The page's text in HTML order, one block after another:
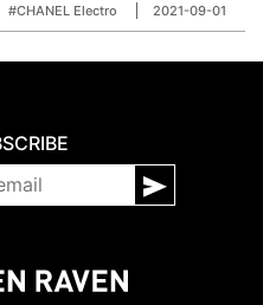
#CHANEL Electro 2021-09-01